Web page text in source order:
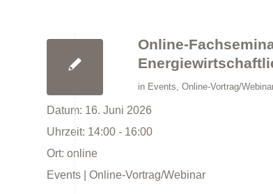
Online-
in Events, Online-Vortrag/
Datum: 16. Juni 2026
Uhrzeit: 14:00 - 16:00
Ort: online
Events | Online-Vortrag/Webinar